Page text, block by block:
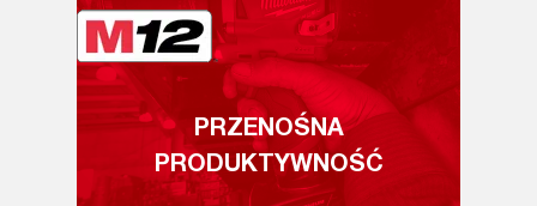
PRZENOŚNA
PRODUKTYWNOŚĆ